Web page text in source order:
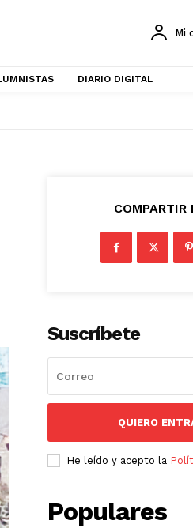
Mi
DIARIO DIGITAL
COMPARTIR
Suscríbete
QUIERO
He leído y acepto la
Populares